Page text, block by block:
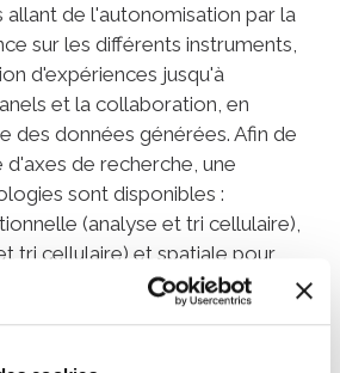
de l'autonomisation par la
sur les différents instruments,
d'expériences jusqu'à
et la collaboration, en
des données générées. Afin de
de recherche, une
sont disponibles :
(analyse et tri cellulaire),
tri cellulaire) et spatiale pour
des tissus avec une résolution
instruments sont également